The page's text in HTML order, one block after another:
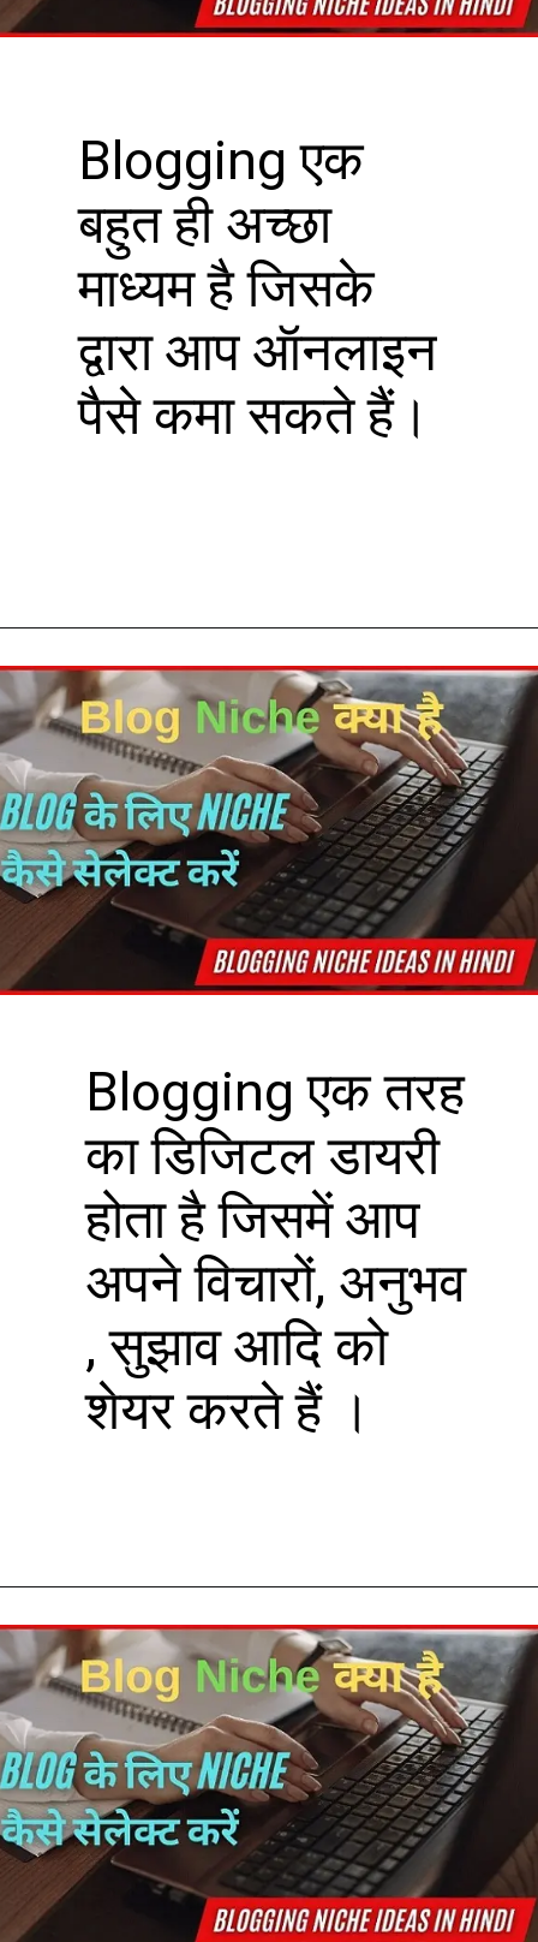
Blogging एक
बहुत ही अच्छा
माध्यम है जिसके
द्वारा आप ऑनलाइन
पैसे कमा सकते हैं।
Blogging एक तरह
का डिजिटल डायरी
होता है जिसमें आप
अपने विचारों, अनुभव
, सुझाव आदि को
शेयर करते हैं ।